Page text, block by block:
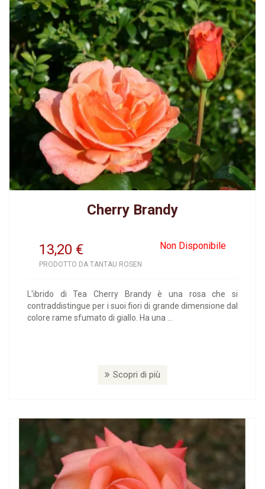
Cherry Brandy
13,20 Non Disponibile
€
PRODOTTO DA TANTAU ROSEN
L'ibrido di Tea Cherry Brandy è una rosa che si
contraddistingue per i suoi fiori di grande dimensione dal
colore rame sfumato di giallo. Ha una ...
Scopri di più